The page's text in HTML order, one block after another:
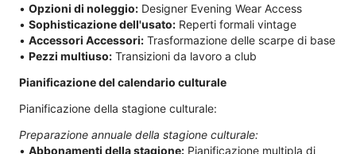
• Opzioni di noleggio: Designer Evening Wear Access
• Sophisticazione dell'usato: Reperti formali vintage
• Accessori Accessori: Trasformazione delle scarpe di base
• Pezzi multiuso: Transizioni da lavoro a club
Pianificazione del calendario culturale
Pianificazione della stagione culturale:
Preparazione annuale della stagione culturale:
• Abbonamenti della stagione: Pianificazione multipla di